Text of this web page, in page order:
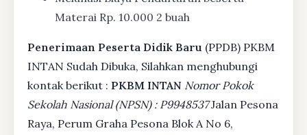
Materai Rp. 10.000 2 buah
Penerimaan Peserta Didik Baru (PPDB) PKBM
INTAN Sudah Dibuka, Silahkan menghubungi
kontak berikut : PKBM INTAN Nomor Pokok
Sekolah Nasional (NPSN) : P9948537Jalan Pesona
Raya, Perum Graha Pesona Blok A No 6,